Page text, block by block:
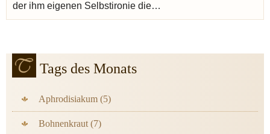
der ihm eigenen Selbstironie die…
Tags des Monats
Aphrodisiakum (5)
Bohnenkraut (7)